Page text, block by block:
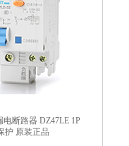
断路器 DZ47LE 1P
护 原装正品